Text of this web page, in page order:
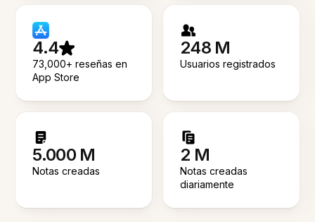
4.4
73,000+ reseñas en
App Store
248 M
Usuarios registrados
5.000 M
Notas creadas
2 M
Notas creadas
diariamente